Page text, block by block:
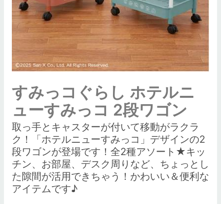
すみっコぐらし ホテルニ
ューすみっコ 2段ワゴン
取っ手とキャスターが付いて移動がラクラ
ク！「ホテルニューすみっコ」デザインの2
段ワゴンが登場です！全2種アソート★キッ
チン、お部屋、デスク周りなど、ちょっとし
た隙間が活用できちゃう！かわいい＆便利な
アイテムです♪